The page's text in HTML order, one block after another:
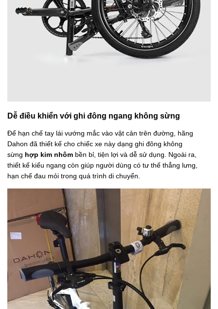
Dễ điều khiển với ghi đông ngang không sừng
Để hạn chế tay lái vướng mắc vào vật cản trên đường, hãng
Dahon đã thiết kế cho chiếc xe này dạng ghi đông không
sừng hợp kim nhôm bền bỉ, tiện lợi và dễ sử dụng. Ngoài ra,
thiết kế kiểu ngang còn giúp người dùng có tư thế thẳng lưng,
hạn chế đau mỏi trong quá trình di chuyển.